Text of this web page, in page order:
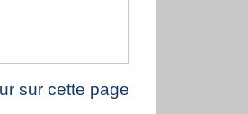
sur cette page